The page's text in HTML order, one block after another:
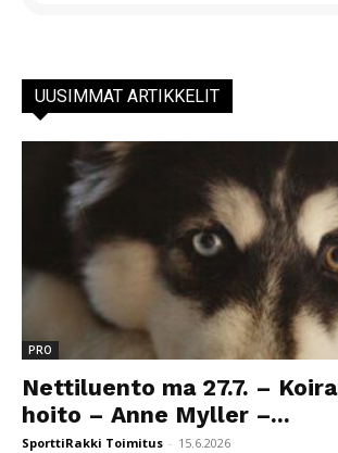
UUSIMMAT ARTIKKELIT
PRO
Nettiluento ma 27.7. –
hoito – Anne Myller –...
SporttiRakki Toimitus - 15.6.2026